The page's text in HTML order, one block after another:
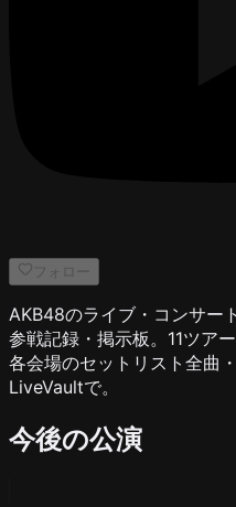
フォロー
AKB48のライブ・コンサー
参戦記録・掲示板。 11ツアー
各会場のセットリスト全曲
LiveVaultで。
今後の公演